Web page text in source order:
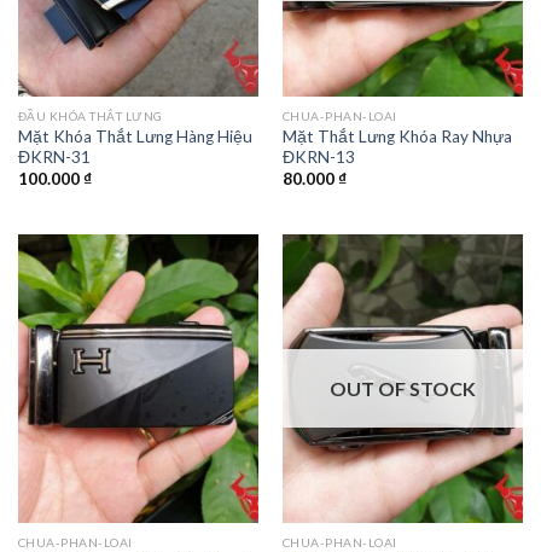
ĐẦU KHÓA THẮT LƯNG
Mặt Khóa Thắt Lưng Hàng Hiệu
ĐKRN-31
100.000₫
CHUA-PHAN-LOAI
Mặt Thắt Lưng Khóa Ray Nhựa
ĐKRN-13
80.000₫
CHUA-PHAN-LOAI
OUT OF STOCK
CHUA-PHAN-LOAI